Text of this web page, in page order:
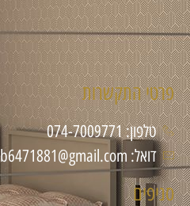
פרטי התקשרות
טלפון: 074-7009771
דואל: byb6471881@gmail.com
סניפים